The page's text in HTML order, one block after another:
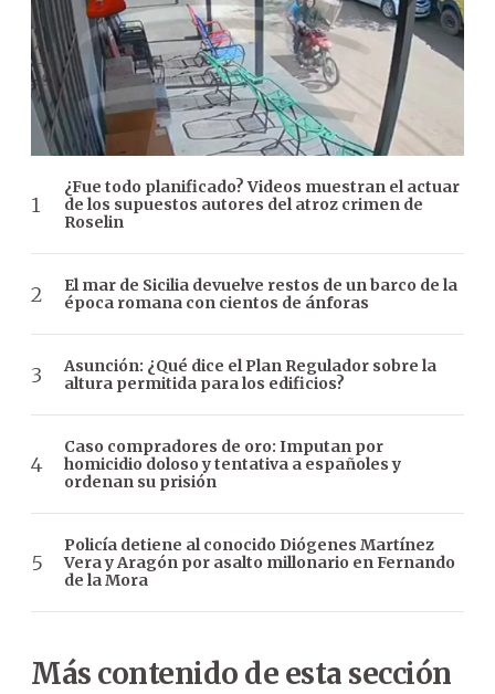
¿Fue todo planificado? Videos muestran el actuar
de los supuestos autores del atroz crimen de
Roselin
El mar de Sicilia devuelve restos de un barco de la
época romana con cientos de ánforas
Asunción: ¿Qué dice el Plan Regulador sobre la
altura permitida para los edificios?
Caso compradores de oro: Imputan por
homicidio doloso y tentativa a españoles y
ordenan su prisión
Policía detiene al conocido Diógenes Martínez
Vera y Aragón por asalto millonario en Fernando
de la Mora
Más contenido de esta sección